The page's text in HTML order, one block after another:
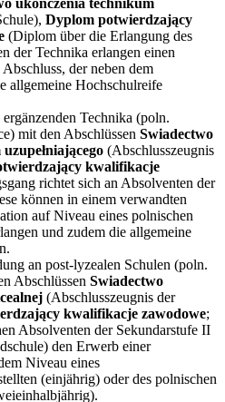
ukończenia technikum
Dyplom potwierdzający
(Diplom über die Erlangung des
der Technika erlangen einen
der neben dem
allgemeine Hochschulreife
Technika (poln.
mit den Abschlüssen Swiadectwo
(Abschlusszeugnis
kwalifikacje
richtet sich an Absolventen der
können in einem verwandten
auf Niveau eines polnischen
und zudem die allgemeine
an post-lyzealen Schulen (poln.
Abschlüssen Swiadectwo
(Abschlusszeugnis der
kwalifikacje zawodowe;
Absolventen der Sekundarstufe II
den Erwerb einer
Niveau eines
(einjährig) oder des polnischen